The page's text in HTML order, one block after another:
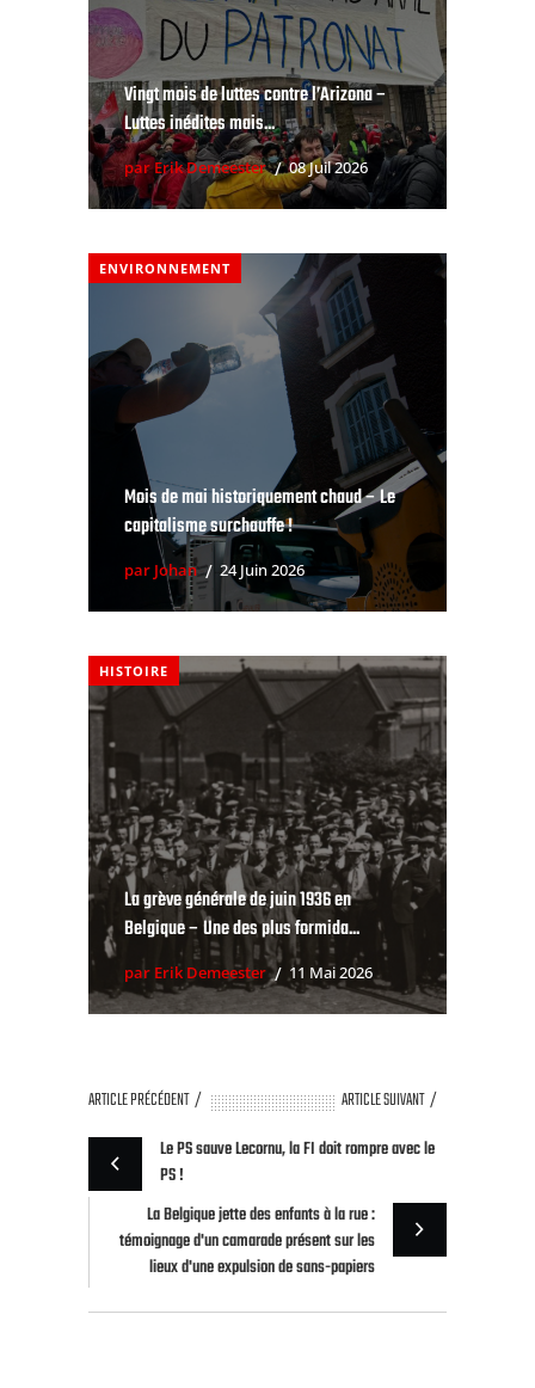
Vingt mois de luttes contre l’Arizona –
Luttes inédites mais...
par Erik Demeester 08 Juil 2026
ENVIRONNEMENT
Mois de mai historiquement chaud – Le
capitalisme surchauffe !
par Johan 24 Juin 2026
HISTOIRE
La grève générale de juin 1936 en
Belgique – Une des plus formida...
par Erik Demeester 11 Mai 2026
ARTICLE PRÉCÉDENT
ARTICLE SUIVANT
Le PS sauve Lecornu, la FI doit rompre avec le
PS !
La Belgique jette des enfants à la rue :
témoignage d'un camarade présent sur les
lieux d'une expulsion de sans-papiers